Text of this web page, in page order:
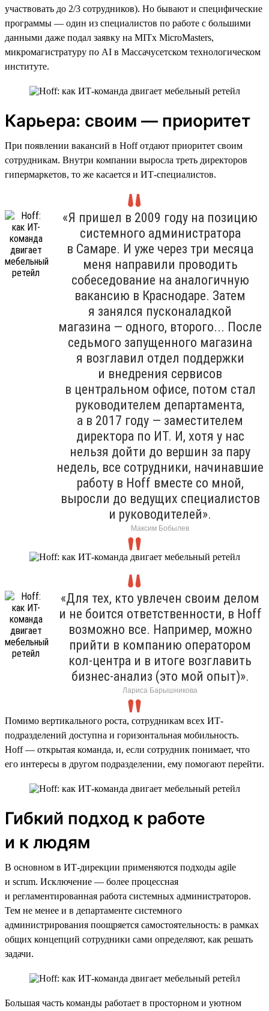
участвовать до 2/3 сотрудников). Но бывают и специфические
программы — один из специалистов по работе с большими
данными даже подал заявку на MITx MicroMasters,
микромагистратуру по AI в Массачусетском технологическом
институте.
Карьера: своим — приоритет
При появлении вакансий в Hoff отдают приоритет своим
сотрудникам. Внутри компании выросла треть директоров
гипермаркетов, то же касается и ИТ-специалистов.
«Я пришел в 2009 году на позицию
системного администратора
в Самаре. И уже через три месяца
меня направили проводить
собеседование на аналогичную
вакансию в Краснодаре. Затем
я занялся пусконаладкой
магазина — одного, второго... После
седьмого запущенного магазина
я возглавил отдел поддержки
и внедрения сервисов
в центральном офисе, потом стал
руководителем департамента,
а в 2017 году — заместителем
директора по ИТ. И, хотя у нас
нельзя дойти до вершин за пару
недель, все сотрудники, начинавшие
работу в Hoff вместе со мной,
выросли до ведущих специалистов
и руководителей».
Максим Бобылев
«Для тех, кто увлечен своим делом
и не боится ответственности, в Hoff
возможно все. Например, можно
прийти в компанию оператором
кол-центра и в итоге возглавить
бизнес-анализ (это мой опыт)».
Лариса Барышникова
Помимо вертикального роста, сотрудникам всех ИТ-
подразделений доступна и горизонтальная мобильность.
Hoff — открытая команда, и, если сотрудник понимает, что
его интересы в другом подразделении, ему помогают перейти.
Гибкий подход к работе
и к людям
В основном в ИТ-дирекции применяются подходы agile
и scrum. Исключение — более процессная
и регламентированная работа системных администраторов.
Тем не менее и в департаменте системного
администрирования поощряется самостоятельность: в рамках
общих концепций сотрудники сами определяют, как решать
задачи.
Большая часть команды работает в просторном и уютном